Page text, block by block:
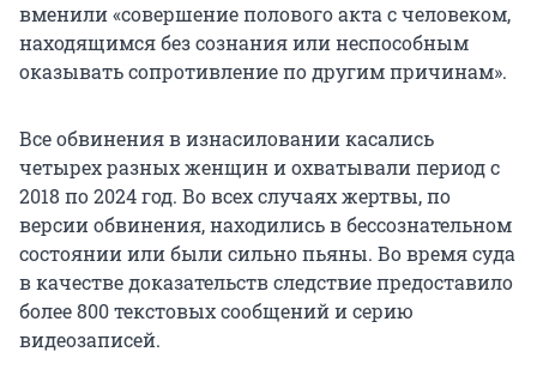
вменили «совершение полового акта с человеком,
находящимся без сознания или неспособным
оказывать сопротивление по другим причинам».
Все обвинения в изнасиловании касались
четырех разных женщин и охватывали период с
2018 по 2024 год. Во всех случаях жертвы, по
версии обвинения, находились в бессознательном
состоянии или были сильно пьяны. Во время суда
в качестве доказательств следствие предоставило
более 800 текстовых сообщений и серию
видеозаписей.